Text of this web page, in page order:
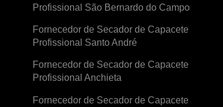
Profissional São Bernardo do Campo
Fornecedor de Secador de Capacete
Profissional Santo André
Fornecedor de Secador de Capacete
Profissional Anchieta
Fornecedor de Secador de Capacete